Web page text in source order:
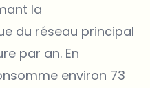
la
du réseau principal
par an. En
environ 73